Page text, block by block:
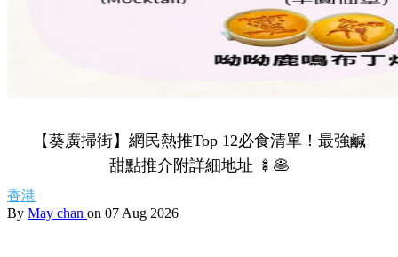
【葵廣掃街】網民熱推Top 12必食清單！最強鹹
甜點推介附詳細地址 🍢🥞
香港
By May chan on 07 Aug 2026